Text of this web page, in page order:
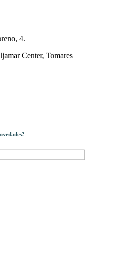
4.
Center, Tomares